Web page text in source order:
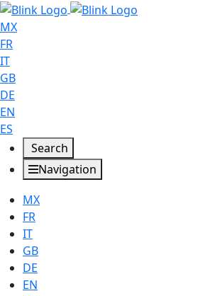
MX
FR
IT
GB
DE
EN
ES
Search
Navigation
MX
FR
IT
GB
DE
EN